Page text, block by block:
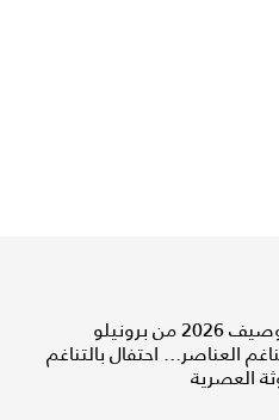
مجموعة ربيع وصيف 2026 من برونيلو
العناصر... احتفال بالتناغم
العصرية